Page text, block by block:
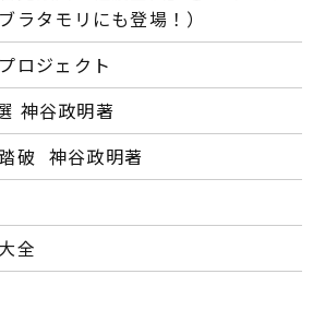
ラタモリにも登場！）
ロジェクト
神谷政明著
―― 神谷政明著
全